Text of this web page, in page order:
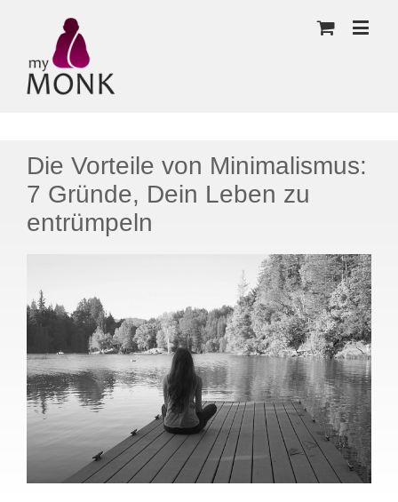
Die Vorteile von Minimalismus:
7 Gründe, Dein Leben zu
entrümpeln